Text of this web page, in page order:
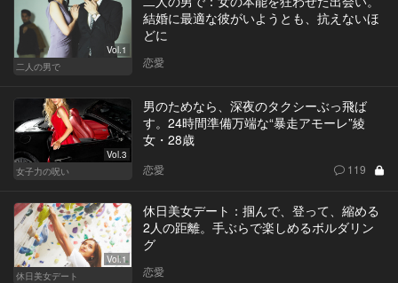
Vol.1
二人の男で
結婚に最適な彼がいようとも、抗えないほ
どに
恋愛
Vol.3
女子力の呪い
男のためなら、深夜のタクシーぶっ飛ば
す。24時間準備万端な“暴走アモーレ”綾
女・28歳
恋愛 119
Vol.1
休日美女デート
休日美女デート：掴んで、登って、縮める
2人の距離。手ぶらで楽しめるボルダリン
グ
恋愛